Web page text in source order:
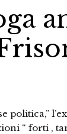
politica,”
“ forti ,